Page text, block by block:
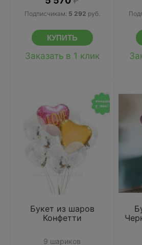
Подписчикам: 5 292 руб.
Заказать в 1 клик
Букет из шаров
Конфетти
9 шариков